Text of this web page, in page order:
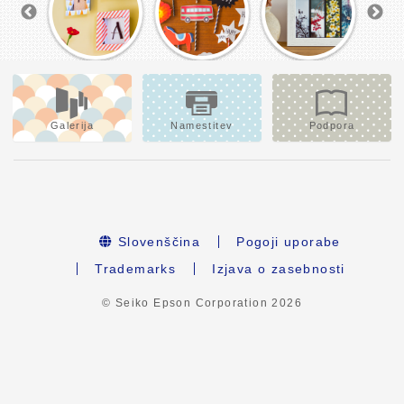
Galerija Namestitev Podpora
Slovenščina
Pogoji uporabe
Trademarks
Izjava o zasebnosti
© Seiko Epson Corporation2026